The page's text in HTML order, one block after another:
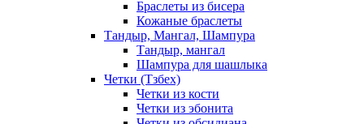
Браслеты из бисера
Кожаные браслеты
Тандыр, Мангал, Шампура
Тандыр, мангал
Шампура для шашлыка
Четки (Тзбех)
Четки из кости
Четки из эбонита